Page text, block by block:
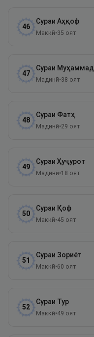
46
Сураи Аҳқоф
Маккӣ•35 оят
47
Сураи Муҳаммад
Мадинӣ•38 оят
48
Сураи Фатҳ
Мадинӣ•29 оят
49
Сураи Ҳуҷурот
Мадинӣ•18 оят
50
Сураи Қоф
Маккӣ•45 оят
51
Сураи Зориёт
Маккӣ•60 оят
52
Сураи Тур
Маккӣ•49 оят